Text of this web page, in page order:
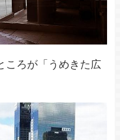
ころが「うめきた広